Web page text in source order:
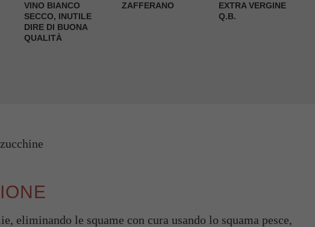
VINO BIANCO
SECCO, INUTILE
DIRE DI BUONA
QUALITÀ
ZAFFERANO
EXTRA VERGINE
Q.B.
eliminando le squame con cura usando lo squama pesce,